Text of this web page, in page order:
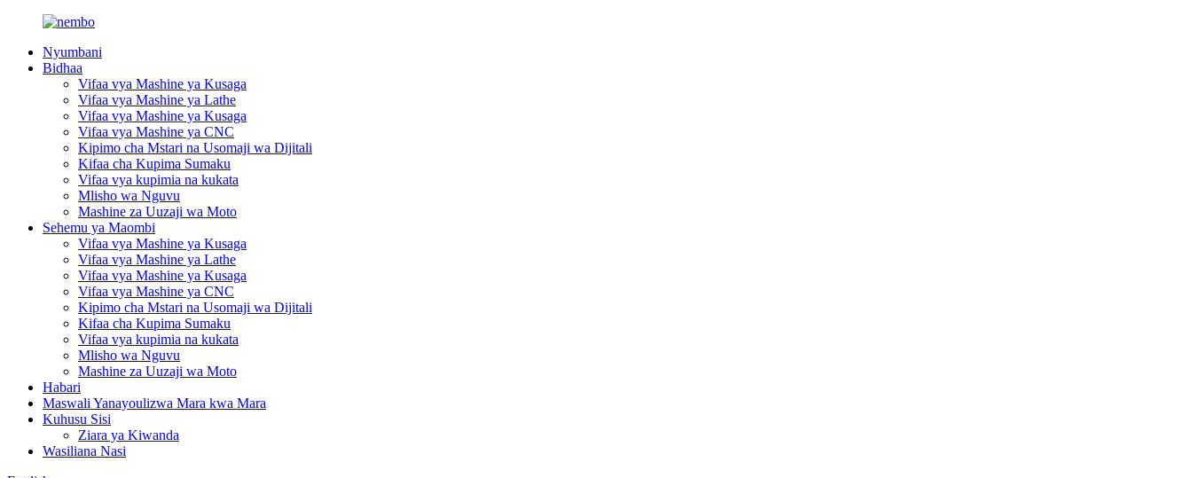
Nyumbani
Bidhaa
Vifaa vya Mashine ya Kusaga
Vifaa vya Mashine ya Lathe
Vifaa vya Mashine ya Kusaga
Vifaa vya Mashine ya CNC
Kipimo cha Mstari na Usomaji wa Dijitali
Kifaa cha Kupima Sumaku
Vifaa vya kupimia na kukata
Mlisho wa Nguvu
Mashine za Uuzaji wa Moto
Sehemu ya Maombi
Vifaa vya Mashine ya Kusaga
Vifaa vya Mashine ya Lathe
Vifaa vya Mashine ya Kusaga
Vifaa vya Mashine ya CNC
Kipimo cha Mstari na Usomaji wa Dijitali
Kifaa cha Kupima Sumaku
Vifaa vya kupimia na kukata
Mlisho wa Nguvu
Mashine za Uuzaji wa Moto
Habari
Maswali Yanayoulizwa Mara kwa Mara
Kuhusu Sisi
Ziara ya Kiwanda
Wasiliana Nasi